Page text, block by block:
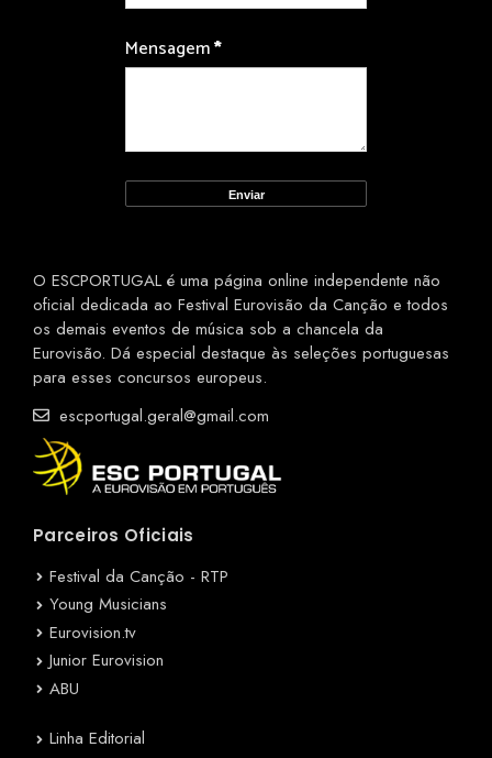
Mensagem*
O ESCPORTUGAL é uma página online independente não
oficial dedicada ao Festival Eurovisão da Canção e todos
os demais eventos de música sob a chancela da
Eurovisão. Dá especial destaque às seleções portuguesas
para esses concursos europeus.
escportugal.geral@gmail.com
Parceiros Oficiais
Festival da Canção - RTP
Young Musicians
Eurovision.tv
Junior Eurovision
ABU
Linha Editorial